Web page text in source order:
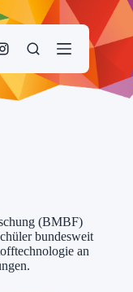
(BMBF)
bundesweit
an